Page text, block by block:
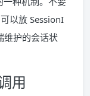
以放 SessionI
维护的会话状
用